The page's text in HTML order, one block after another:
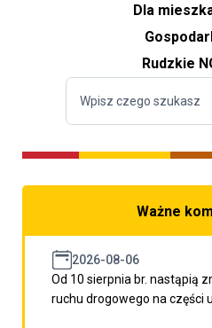
Dla
Rudzkie
Ważne
2026-08-06
Od 10 sierpnia br. nastąpią
ruchu drogowego na części